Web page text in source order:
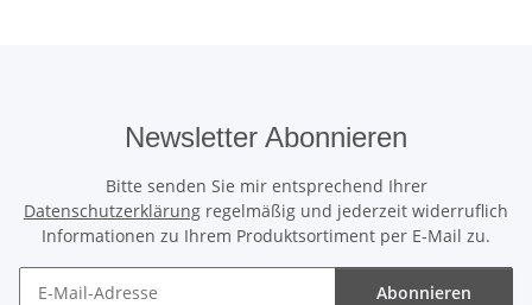
Newsletter Abonnieren
Bitte senden Sie mir entsprechend Ihrer
Datenschutzerklärung regelmäßig und jederzeit widerruflich
Informationen zu Ihrem Produktsortiment per E-Mail zu.
Abonnieren